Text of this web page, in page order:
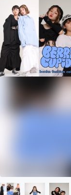
テクノ
映像・
ビジネ
まちづ